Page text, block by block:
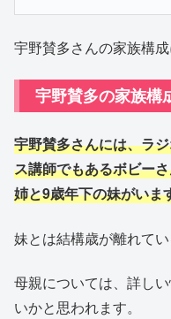
宇野賛多さんの家族構
宇野賛多の家族構
宇野賛多さんには、ラ
ス講師でもあるボビー
姉と9歳年下の妹がいま
妹とは結構歳が離れてい
母親については、詳し
いかと思われます。